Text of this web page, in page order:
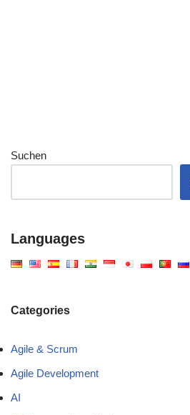
Suchen
Languages
Categories
Agile & Scrum
Agile Development
AI